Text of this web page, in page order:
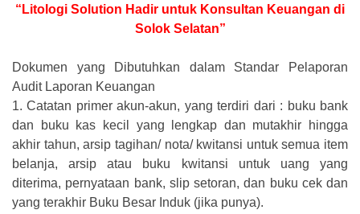
“Litologi Solution Hadir untuk Konsultan Keuangan di
Solok Selatan”
Dokumen yang Dibutuhkan dalam Standar Pelaporan
Audit Laporan Keuangan
1. Catatan primer akun-akun, yang terdiri dari : buku bank
dan buku kas kecil yang lengkap dan mutakhir hingga
akhir tahun, arsip tagihan/ nota/ kwitansi untuk semua item
belanja, arsip atau buku kwitansi untuk uang yang
diterima, pernyataan bank, slip setoran, dan buku cek dan
yang terakhir Buku Besar Induk (jika punya).